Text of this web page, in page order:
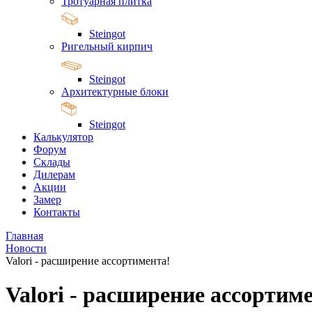
Steingot
Ригельный кирпич
Steingot
Архитектурные блоки
Steingot
Калькулятор
Форум
Склады
Дилерам
Акции
Замер
Контакты
Главная
Новости
Valori - расширение ассортимента!
Valori - расширение